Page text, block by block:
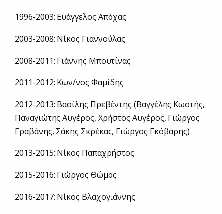
1996-2003: Ευάγγελος Απόχας
2003-2008: Νίκος Γιαννούλας
2008-2011: Γιάννης Μπουτίνας
2011-2012: Κων/νος Φαμίδης
2012-2013: Βασίλης Πρεβέντης (Βαγγέλης Κωστής,
Παναγιώτης Αυγέρος, Χρήστος Αυγέρος, Γιώργος
Γραβάνης, Σάκης Σκρέκας, Γιώργος Γκόβαρης)
2013-2015: Νίκος Παπαχρήστος
2015-2016: Γιώργος Θώμος
2016-2017: Νίκος Βλαχογιάννης